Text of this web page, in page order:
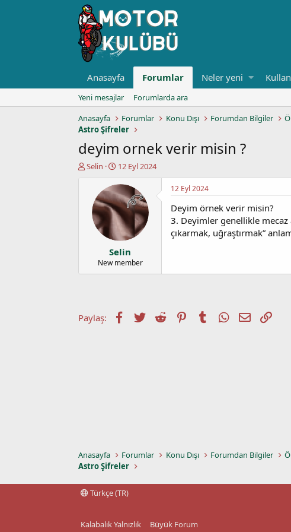
Anasayfa Forumlar Neler yeni
Yeni mesajlar
Forumlarda ara
Anasayfa
Forumlar Konu Dışı Forumdan Bilgiler
Astro Şifreler
deyim ornek verir misin ?
K
a
Selin
B
ş
l
a
n
g
ı
ç
t
a
i
12 Eyl 2024
Selin
New member
12 Eyl 2024
Deyim örnek verir misin?
3. Deyimler genellikle mecaz
çıkarmak, uğraştırmak”
Paylaş: Facebook
TwitterReddit PinterestTumblrWhatsApp
E-postaLink
Anasayfa Forumlar Konu Dışı Forumdan Bilgiler
Astro Şifreler
Türkçe (TR)
Kalabalık Yalnızlık Büyük Forum